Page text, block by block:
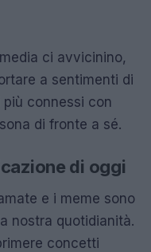
ci avvicinino,
a sentimenti di
connessi con
di fronte a sé.
di oggi
e i meme sono
nostra quotidianità.
concetti